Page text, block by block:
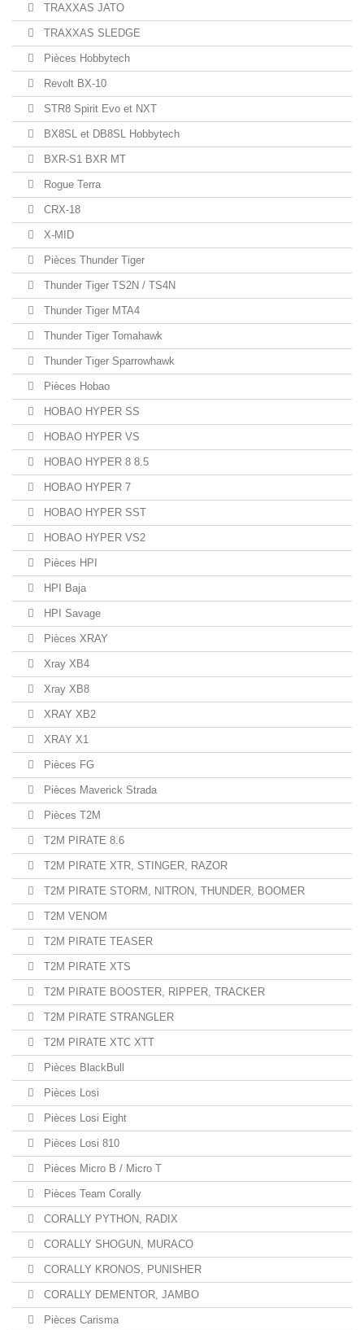
TRAXXAS JATO
TRAXXAS SLEDGE
Pièces Hobbytech
Revolt BX-10
STR8 Spirit Evo et NXT
BX8SL et DB8SL Hobbytech
BXR-S1 BXR MT
Rogue Terra
CRX-18
X-MID
Pièces Thunder Tiger
Thunder Tiger TS2N / TS4N
Thunder Tiger MTA4
Thunder Tiger Tomahawk
Thunder Tiger Sparrowhawk
Pièces Hobao
HOBAO HYPER SS
HOBAO HYPER VS
HOBAO HYPER 8 8.5
HOBAO HYPER 7
HOBAO HYPER SST
HOBAO HYPER VS2
Pièces HPI
HPI Baja
HPI Savage
Pièces XRAY
Xray XB4
Xray XB8
XRAY XB2
XRAY X1
Pièces FG
Pièces Maverick Strada
Pièces T2M
T2M PIRATE 8.6
T2M PIRATE XTR, STINGER, RAZOR
T2M PIRATE STORM, NITRON, THUNDER, BOOMER
T2M VENOM
T2M PIRATE TEASER
T2M PIRATE XTS
T2M PIRATE BOOSTER, RIPPER, TRACKER
T2M PIRATE STRANGLER
T2M PIRATE XTC XTT
Pièces BlackBull
Pièces Losi
Pièces Losi Eight
Pièces Losi 810
Pièces Micro B / Micro T
Pièces Team Corally
CORALLY PYTHON, RADIX
CORALLY SHOGUN, MURACO
CORALLY KRONOS, PUNISHER
CORALLY DEMENTOR, JAMBO
Pièces Carisma